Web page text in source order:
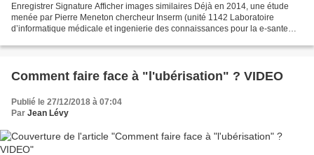
Enregistrer Signature Afficher images similaires Déjà en 2014, une étude
menée par Pierre Meneton chercheur Inserm (unité 1142 Laboratoire
d’informatique médicale et ingenierie des connaissances pour la e-sante
Comment faire face à "l'ubérisation" ? VIDEO
Publié le 27/12/2018 à 07:04
Par Jean Lévy